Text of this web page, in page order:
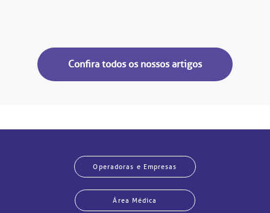
Confira todos os nossos artigos
Operadoras e Empresas
Área Médica